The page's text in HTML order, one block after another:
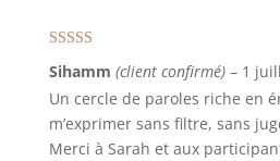
Sihamm (client confirmé) – 1
Un cercle de paroles riche en
m’exprimer sans filtre, sans
Merci à Sarah et aux